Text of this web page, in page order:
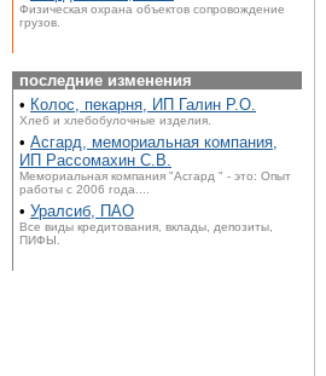
Физическая охрана объектов сопровождение
грузов.
последние изменения
• Колос, пекарня, ИП Галин Р.О.
Хлеб и хлебобулочные изделия.
• Асгард, мемориальная компания,
ИП Рассомахин С.В.
Мемориальная компания "Асгард " - это: Опыт
работы с 2006 года....
• Уралсиб, ПАО
Все виды кредитования, вклады, депозиты,
ПИФЫ.